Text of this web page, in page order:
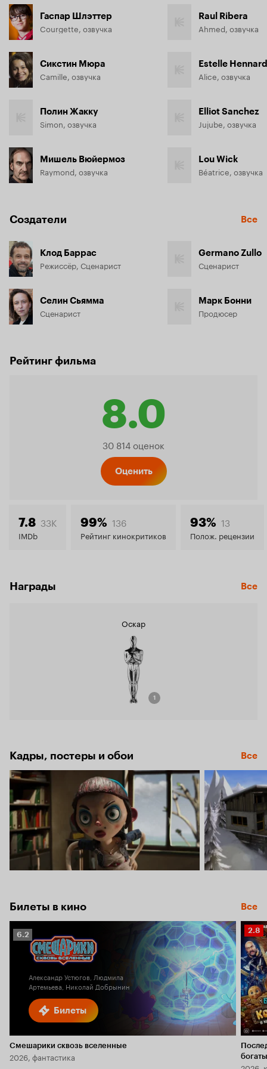
Гаспар Шлэттер
Courgette, озвучка
Сикстин Мюра
Camille, озвучка
Полин Жакку
Simon, озвучка
Мишель Вюйермоз
Raymond, озвучка
Raul Ribera
Ahmed, озвучка
Estelle Hennard
Alice, озвучка
Elliot Sanchez
Jujube, озвучка
Lou Wick
Béatrice, озвучка
Создатели Все
Клод Баррас
Режиссёр, Сценарист
Селин Сьямма
Сценарист
Germano Zullo
Сценарист
Марк Бонни
Продюсер
Рейтинг фильма
8.0
Рейтинг
8.0
30 814 оценок
Оценить
7.8 33K
IMDb
99% 136
Рейтинг кинокритиков
93% 13
Полож. рецензии
Награды Все
Оскар
1
Кадры, постеры и обои Все
Билеты в кино Все
Билеты
Рейтинг
Кинопоиска
6.2
Александр Устюгов, Людмила
Артемьева, Николай Добрынин
Смешарики сквозь вселенные
2026, фантастика
2.8
2.8